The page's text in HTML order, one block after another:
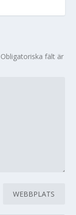
Obligatoriska fält är